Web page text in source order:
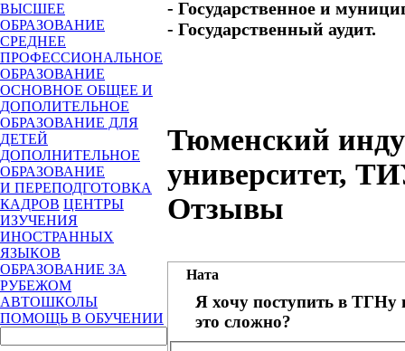
ВЫСШЕЕ
ОБРАЗОВАНИЕ
СРЕДНЕЕ
ПРОФЕССИОНАЛЬНОЕ
ОБРАЗОВАНИЕ
ОСНОВНОЕ ОБЩЕЕ И
ДОПОЛИТЕЛЬНОЕ
ОБРАЗОВАНИЕ ДЛЯ
ДЕТЕЙ
ДОПОЛНИТЕЛЬНОЕ
ОБРАЗОВАНИЕ
И ПЕРЕПОДГОТОВКА
КАДРОВ ЦЕНТРЫ
ИЗУЧЕНИЯ
ИНОСТРАННЫХ
ЯЗЫКОВ
ОБРАЗОВАНИЕ ЗА
РУБЕЖОМ
АВТОШКОЛЫ
ПОМОЩЬ В ОБУЧЕНИИ
- Государственное и
- Государственный аудит.
Тюменский
университет,
Отзывы
Ната
Я хочу поступить в ТГНу
это сложно?